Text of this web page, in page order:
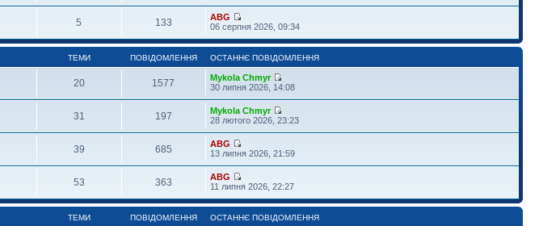
5 133
ABG
06 серпня 2026, 09:34
ТЕМИ ПОВІДОМЛЕННЯ ОСТАННЄ ПОВІДОМЛЕННЯ
20 1577
Mykola Chmyr
30 липня 2026, 14:08
31 197
Mykola Chmyr
28 лютого 2026, 23:23
39 685
ABG
13 липня 2026, 21:59
53 363
ABG
11 липня 2026, 22:27
ТЕМИ ПОВІДОМЛЕННЯ ОСТАННЄ ПОВІДОМЛЕННЯ